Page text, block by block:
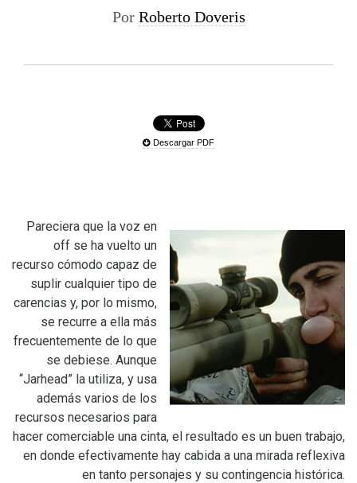
Por Roberto Doveris
Descargar PDF
Pareciera que la voz en
off se ha vuelto un
recurso cómodo capaz de
suplir cualquier tipo de
carencias y, por lo mismo,
se recurre a ella más
frecuentemente de lo que
se debiese. Aunque
“Jarhead” la utiliza, y usa
además varios de los
recursos necesarios para
hacer comerciable una cinta, el resultado es un buen trabajo,
en donde efectivamente hay cabida a una mirada reflexiva
en tanto personajes y su contingencia histórica.